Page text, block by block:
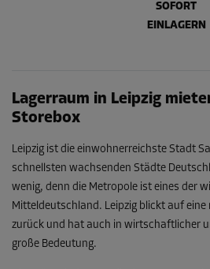
SOFORT
EINLAGERN
Lagerraum in Leipzig
Storebox
Leipzig ist die einwohnerreichste Stadt
schnellsten wachsenden Städte
wenig, denn die Metropole ist eines der
Mitteldeutschland. Leipzig blickt auf eine
zurück und hat auch in wirtschaftlicher
große Bedeutung.